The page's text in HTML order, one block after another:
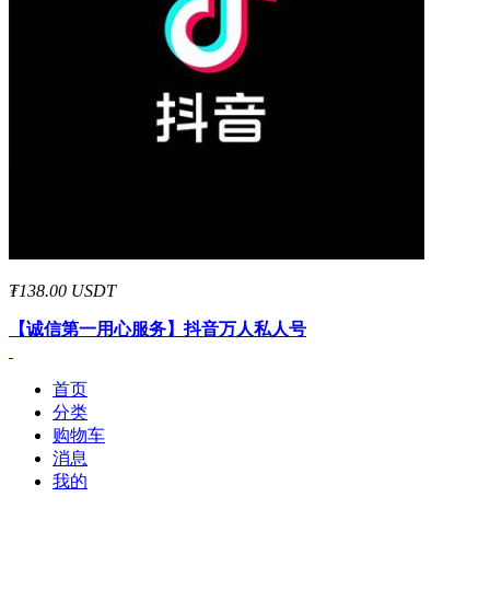
₮138.00 USDT
【诚信第一用心服务】抖音万人私人号
首页
分类
购物车
消息
我的